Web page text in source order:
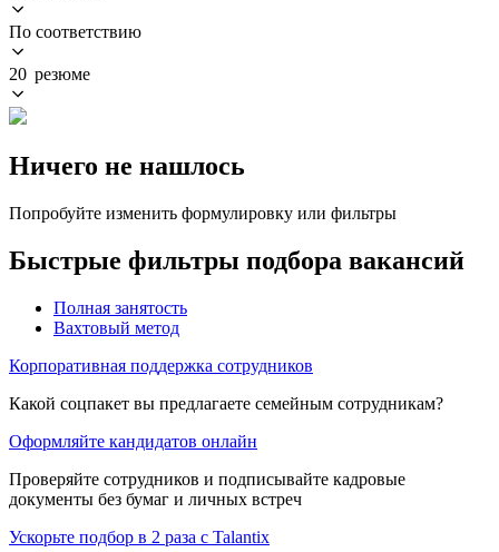
По соответствию
20 резюме
Ничего не нашлось
Попробуйте изменить формулировку или фильтры
Быстрые фильтры подбора вакансий
Полная занятость
Вахтовый метод
Корпоративная поддержка сотрудников
Какой соцпакет вы предлагаете семейным сотрудникам?
Оформляйте кандидатов онлайн
Проверяйте сотрудников и подписывайте кадровые
документы без бумаг и личных встреч
Ускорьте подбор в 2 раза с Talantix